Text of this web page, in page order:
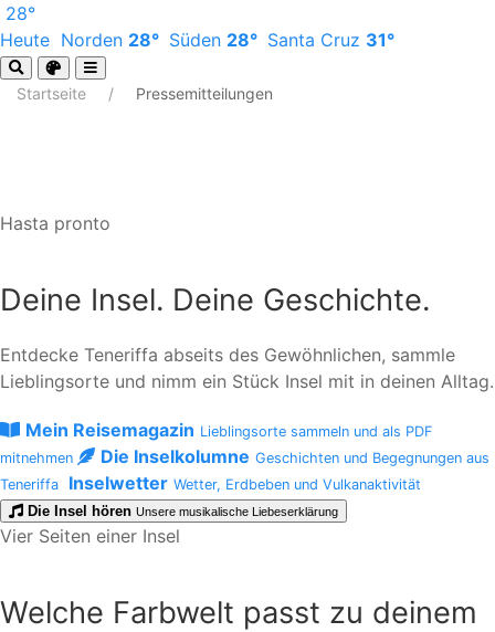
28°
Heute Norden 28° Süden 28° Santa Cruz 31°
Startseite Pressemitteilungen
Hasta pronto
Deine Insel. Deine Geschichte.
Entdecke Teneriffa abseits des Gewöhnlichen, sammle
Lieblingsorte und nimm ein Stück Insel mit in deinen Alltag.
Mein Reisemagazin Lieblingsorte sammeln und als PDF
mitnehmen
Die Inselkolumne Geschichten und Begegnungen aus
Teneriffa
Inselwetter Wetter, Erdbeben und Vulkanaktivität
Die Insel hören Unsere musikalische Liebeserklärung
Vier Seiten einer Insel
Welche Farbwelt passt zu deinem